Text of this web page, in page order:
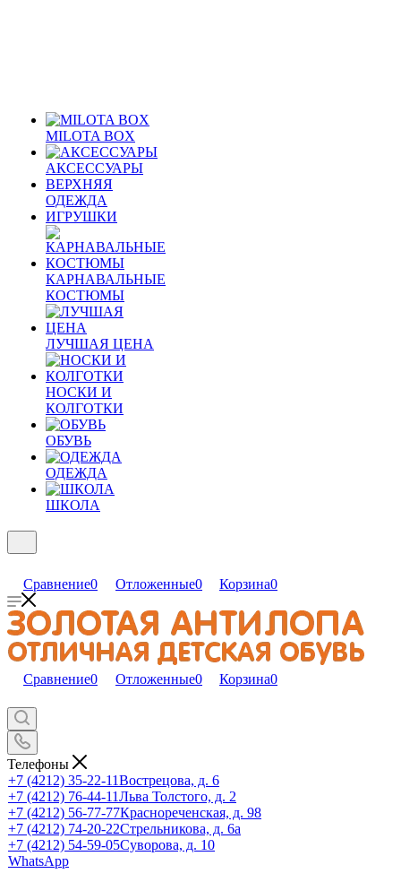
MILOTA BOX
АКСЕССУАРЫ
ВЕРХНЯЯ
ОДЕЖДА
ИГРУШКИ
КАРНАВАЛЬНЫЕ
КОСТЮМЫ
ЛУЧШАЯ ЦЕНА
НОСКИ И
КОЛГОТКИ
ОБУВЬ
ОДЕЖДА
ШКОЛА
Сравнение0 Отложенные0 Корзина0
Сравнение0 Отложенные0 Корзина0
Телефоны
+7 (4212) 35-22-11Вострецова, д. 6
+7 (4212) 76-44-11Льва Толстого, д. 2
+7 (4212) 56-77-77Краснореченская, д. 98
+7 (4212) 74-20-22Стрельникова, д. 6а
+7 (4212) 54-59-05Суворова, д. 10
WhatsApp